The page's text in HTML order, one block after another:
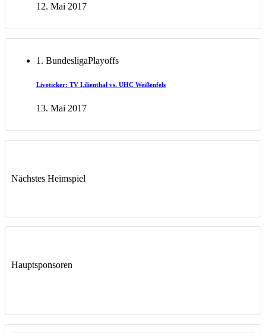
12. Mai 2017
1. BundesligaPlayoffs
Liveticker: TV Lilienthal vs. UHC Weißenfels
13. Mai 2017
Nächstes Heimspiel
Hauptsponsoren